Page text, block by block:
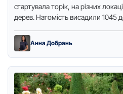
стартувала торік, на різних
дерев. Натомість висадили 1045
Анна Добрань